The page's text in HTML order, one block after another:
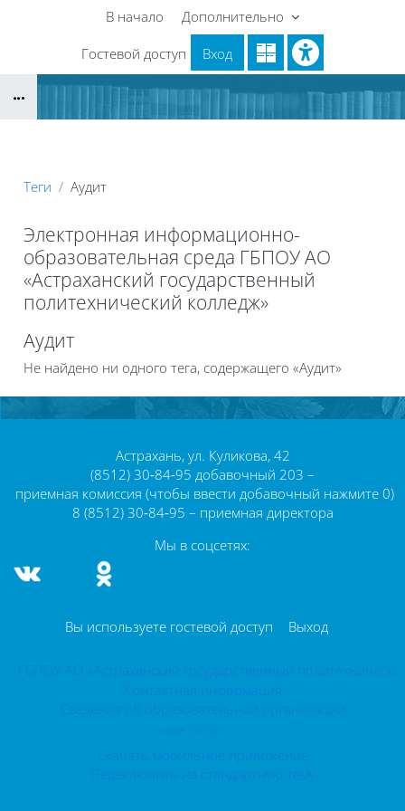
Перейти к основному содержанию
В начало Дополнительно
Гостевой доступ Вход
Теги Аудит
Электронная информационно-
образовательная среда ГБПОУ АО
«Астраханский государственный
политехнический колледж»
Блоки
Аудит
Не найдено ни одного тега, содержащего «Аудит»
Астрахань, ул. Куликова, 42
(8512) 30‑84‑95 добавочный 203 –
приемная комиссия (чтобы ввести добавочный нажмите 0)
8 (8512) 30‑84‑95 – приемная директора
Мы в соцсетях:
Вы используете гостевой доступ Выход
ГБПОУ АО «Астраханский государственный
Контактная информация
Сведения об образовательной организации
Скачать мобильное приложение
Переключить на стандартную тему